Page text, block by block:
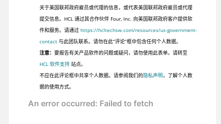
关于美国联邦政府雇员或代理的信息，或代表美国联邦政府雇员或代理
提交信息。HCL 通过其合作伙伴 Four, Inc. 向美国联邦政府客户提供软
件和服务。请通过 https://hcltechsw.com/resources/us-government-
contact与此团队联系。请勿在此“评论”框中包含任何个人数据。
注意： 要报告有关产品软件的问题或疑问，请勿使用此表单。请转至
HCL 软件支持站点。
不应在此评论框中共享个人数据。请参阅我们的隐私声明，了解个人数
据的使用方式。